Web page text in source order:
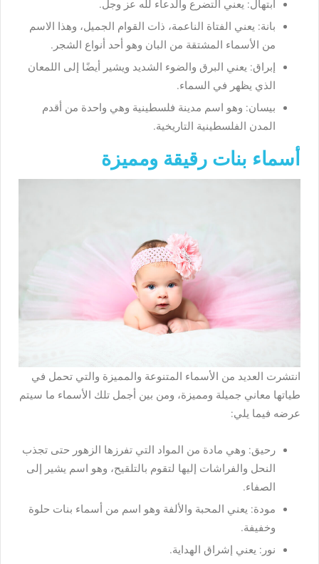
ابتهال: يعني التضرع والدعاء لله عز وجل.
بانة: يعني الفتاة الناعمة، ذات القوام الجميل، وهذا الاسم
من الأسماء المشتقة من البان وهو أحد أنواع الشجر.
إبراق: يعني البرق والضوء الشديد ويشير أيضًا إلى اللمعان
الذي يظهر في السماء.
بيسان: وهو اسم مدينة فلسطينية وهي واحدة من أقدم
المدن الفلسطينية التاريخية.
أسماء بنات رقيقة ومميزة
انتشرت العديد من الأسماء المتنوعة والمميزة والتي تحمل في
طياتها معاني جميلة ومميزة، ومن بين أجمل تلك الأسماء ما سيتم
عرضه فيما يلي:
رحيق: وهي مادة من المواد التي تفرزها الزهور حتى تجذب
النحل والفراشات إليها لتقوم بالتلقيح، وهو اسم يشير إلى
الصفاء.
مودة: يعني المحبة والألفة وهو اسم من أسماء بنات حلوة
وخفيفة.
نور: يعني إشراق الهداية.